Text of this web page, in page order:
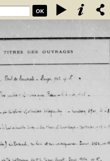
OK
et sciences des
Registre 42. Numéros
- Université de Bordeaux